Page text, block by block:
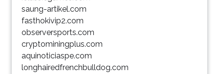
saung-artikel.com
fasthokivip2.com
observersports.com
cryptominingplus.com
aquinoticiaspe.com
longhairedfrenchbulldog.com